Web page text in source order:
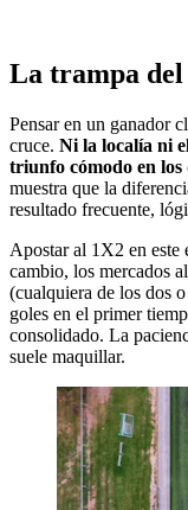
La trampa del
Pensar en un ganador
cruce. Ni la localía ni
triunfo cómodo en los
muestra que la
resultado frecuente,
Apostar al 1X2 en este
cambio, los mercados
(cualquiera de los dos
goles en el primer
consolidado. La
suele maquillar.